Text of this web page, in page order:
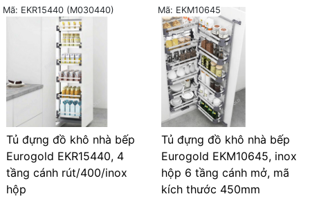
Tủ đựng đồ khô nhà bếp
Eurogold EKR15440, 4
tầng cánh rút/400/inox
hộp
Mã: EKR15440 (M030440)
Tủ đựng đồ khô nhà bếp
Eurogold EKM10645, inox
hộp 6 tầng cánh mở, mã
kích thước 450mm
Mã: EKM10645